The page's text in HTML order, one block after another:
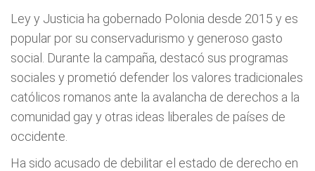
Ley y Justicia ha gobernado Polonia desde 2015 y es
popular por su conservadurismo y generoso gasto
social. Durante la campaña, destacó sus programas
sociales y prometió defender los valores tradicionales
católicos romanos ante la avalancha de derechos a la
comunidad gay y otras ideas liberales de países de
occidente.
Ha sido acusado de debilitar el estado de derecho en